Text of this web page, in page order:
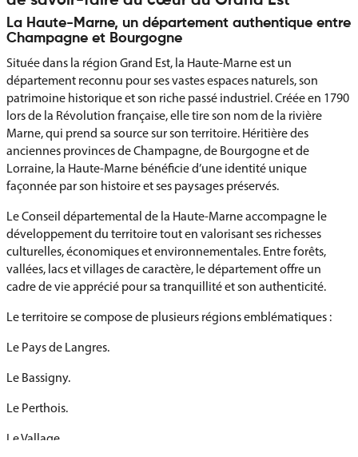
La Haute-Marne, un département authentique entre
Champagne et Bourgogne
Située dans la région Grand Est, la Haute-Marne est un
département reconnu pour ses vastes espaces naturels, son
patrimoine historique et son riche passé industriel. Créée en 1790
lors de la Révolution française, elle tire son nom de la rivière
Marne, qui prend sa source sur son territoire. Héritière des
anciennes provinces de Champagne, de Bourgogne et de
Lorraine, la Haute-Marne bénéficie d’une identité unique
façonnée par son histoire et ses paysages préservés.
Le Conseil départemental de la Haute-Marne accompagne le
développement du territoire tout en valorisant ses richesses
culturelles, économiques et environnementales. Entre forêts,
vallées, lacs et villages de caractère, le département offre un
cadre de vie apprécié pour sa tranquillité et son authenticité.
Le territoire se compose de plusieurs régions emblématiques :
Le Pays de Langres.
Le Bassigny.
Le Perthois.
Le Vallage.